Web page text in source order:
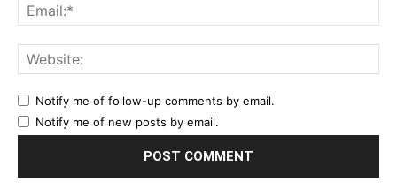
Notify me of follow-up comments by email.
Notify me of new posts by email.